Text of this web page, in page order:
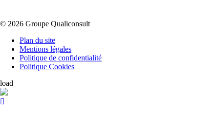
© 2026 Groupe Qualiconsult
Plan du site
Mentions légales
Politique de confidentialité
Politique Cookies
load